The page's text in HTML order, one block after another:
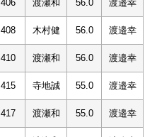
406 渡瀬和 56.0 渡邉幸
408 木村健 56.0 渡邉幸
410 渡瀬和 56.0 渡邉幸
415 寺地誠 55.0 渡邉幸
417 渡瀬和 55.0 渡邉幸